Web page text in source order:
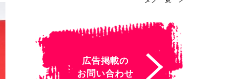
広告掲載の
お問い合わせ